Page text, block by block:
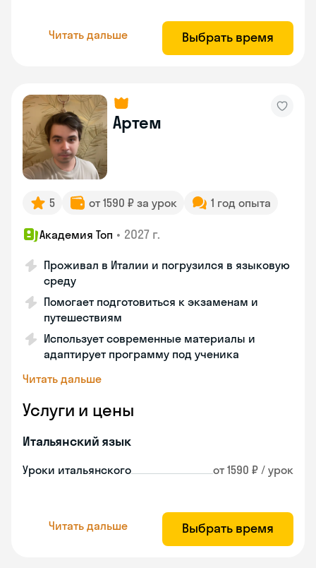
Читать дальше Выбрать время
Артем
5 от 1590 ₽ за урок 1 год опыта
Академия Топ • 2027 г.
Проживал в Италии и погрузился в языковую
среду
Помогает подготовиться к экзаменам и
путешествиям
Использует современные материалы и
адаптирует программу под ученика
Читать дальше
Услуги и цены
Итальянский язык
Уроки итальянского от 1590 ₽ / урок
Читать дальше Выбрать время